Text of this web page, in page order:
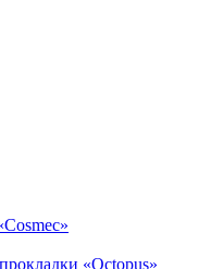
«Octopus»